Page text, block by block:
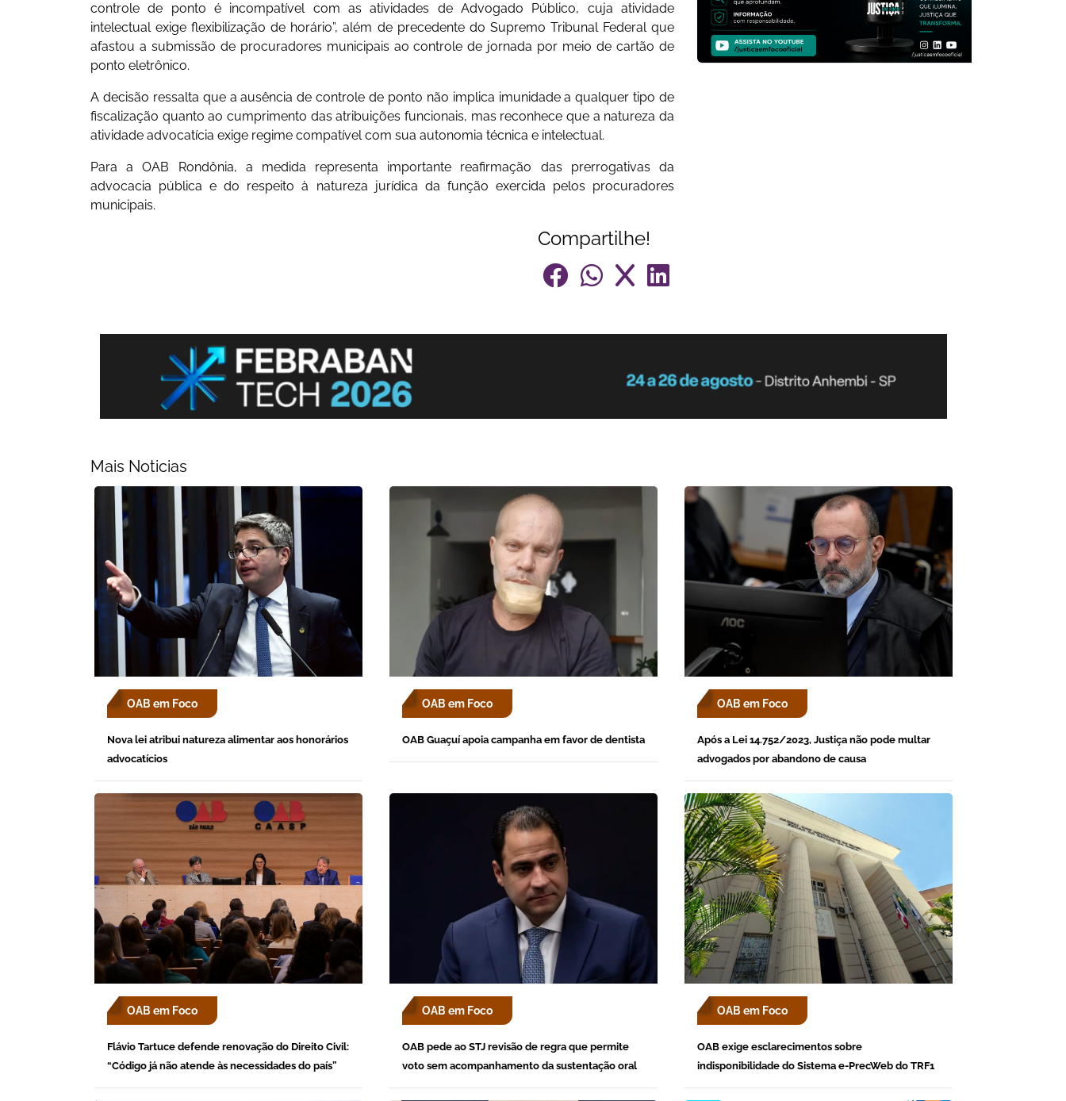
controle de ponto é incompatível com as atividades de Advogado Público, cuja atividade
intelectual exige flexibilização de horário”, além de precedente do Supremo Tribunal Federal que
afastou a submissão de procuradores municipais ao controle de jornada por meio de cartão de
ponto eletrônico.
A decisão ressalta que a ausência de controle de ponto não implica imunidade a qualquer tipo de
fiscalização quanto ao cumprimento das atribuições funcionais, mas reconhece que a natureza da
atividade advocatícia exige regime compatível com sua autonomia técnica e intelectual.
Para a OAB Rondônia, a medida representa importante reafirmação das prerrogativas da
advocacia pública e do respeito à natureza jurídica da função exercida pelos procuradores
municipais.
Compartilhe!
Mais Noticias
OAB em Foco
Nova lei atribui natureza alimentar aos honorários
advocatícios
OAB em Foco
OAB Guaçuí apoia campanha em favor de dentista
OAB em Foco
Após a Lei 14.752/2023, Justiça não pode multar
advogados por abandono de causa
OAB em Foco
Flávio Tartuce defende renovação do Direito Civil:
“Código já não atende às necessidades do país”
OAB em Foco
OAB pede ao STJ revisão de regra que permite
voto sem acompanhamento da sustentação oral
OAB em Foco
OAB exige esclarecimentos sobre
indisponibilidade do Sistema e-PrecWeb do TRF1